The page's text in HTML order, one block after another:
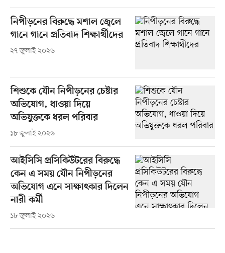
নিপীড়নের বিরুদ্ধে মশাল জ্বেলে
গানে গানে প্রতিবাদ শিক্ষার্থীদের
২৭ জুলাই ২০২৬
শিশুকে যৌন নিপীড়নের চেষ্টার
অভিযোগ, ধাওয়া দিয়ে
অভিযুক্তকে ধরল পরিবার
১৮ জুলাই ২০২৬
আইসিসি প্রসিকিউটরের বিরুদ্ধে
কেন এ সময় যৌন নিপীড়নের
অভিযোগ এনে সাক্ষাৎকার দিলেন
নারী কর্মী
১৮ জুলাই ২০২৬